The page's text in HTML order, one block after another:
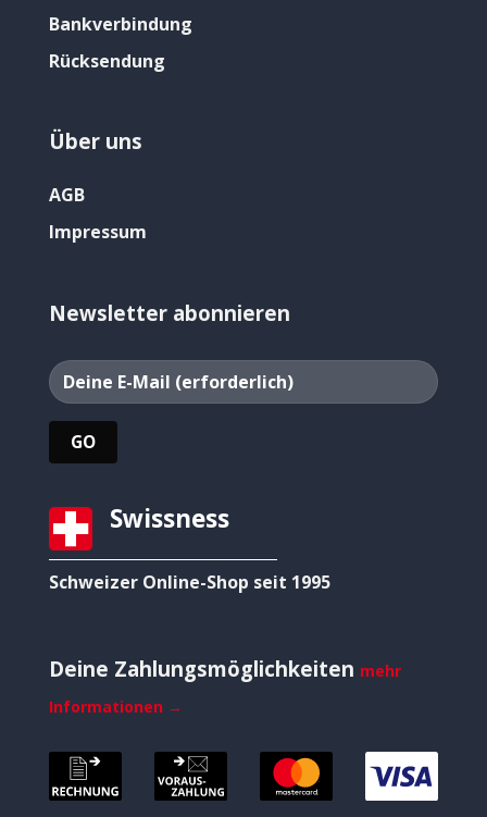
Bankverbindung
Rücksendung
Über uns
AGB
Impressum
Newsletter abonnieren
Swissness
Schweizer Online-Shop seit 1995
Deine Zahlungsmöglichkeiten mehr
Informationen →